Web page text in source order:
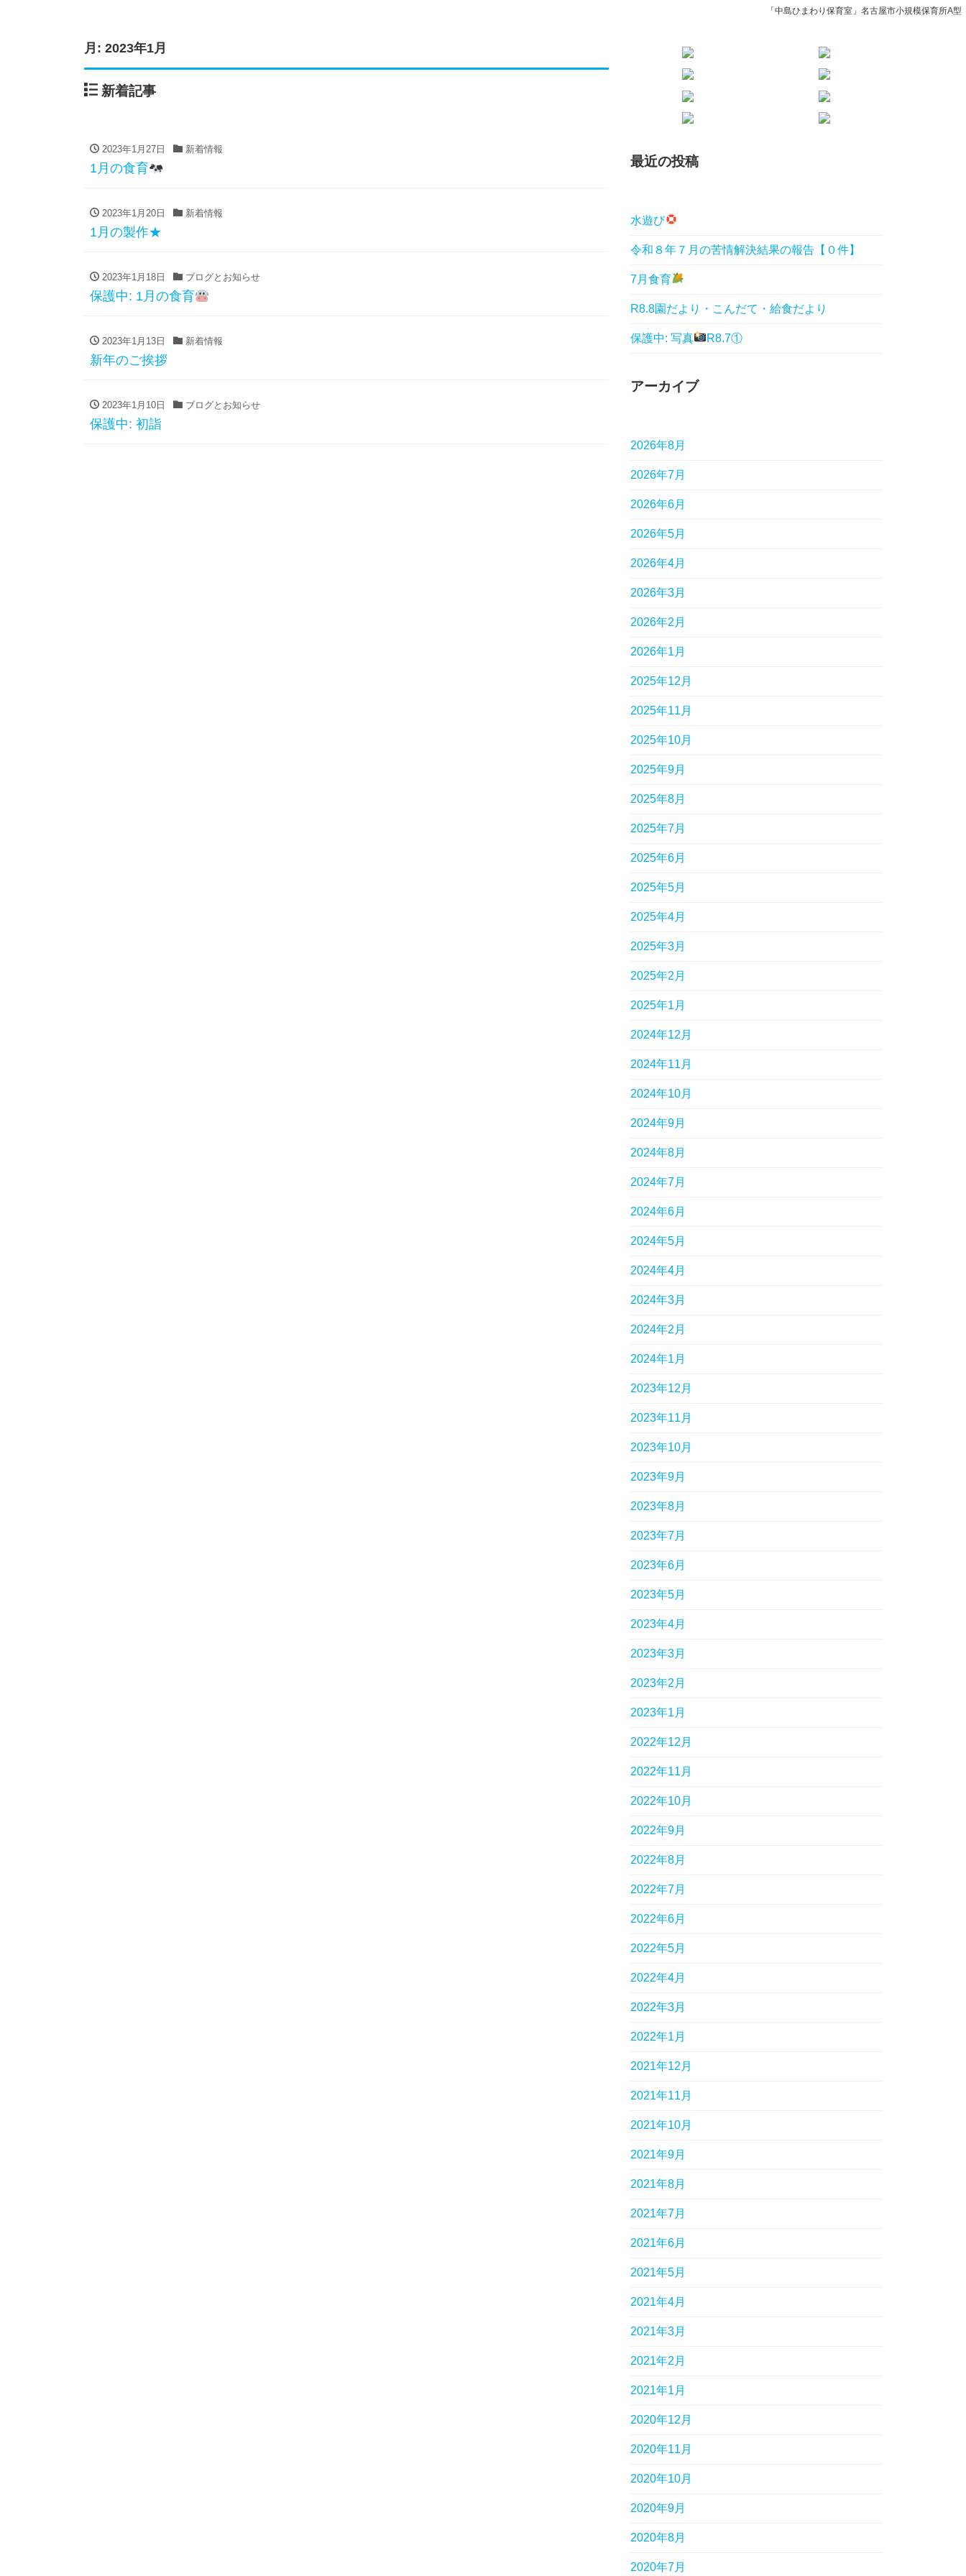
「中島ひまわり保育室」名古屋市小規模保育所A型
月: 2023年1月
新着記事
2023年1月27日 新着情報
1月の食育
2023年1月20日 新着情報
1月の製作★
2023年1月18日 ブログとお知らせ
保護中: 1月の食育
2023年1月13日 新着情報
新年のご挨拶
2023年1月10日 ブログとお知らせ
保護中: 初詣
最近の投稿
水遊び
令和８年７月の苦情解決結果の報告【０件】
7月食育
R8.8園だより・こんだて・給食だより
保護中: 写真 R8.7①
アーカイブ
2026年8月
2026年7月
2026年6月
2026年5月
2026年4月
2026年3月
2026年2月
2026年1月
2025年12月
2025年11月
2025年10月
2025年9月
2025年8月
2025年7月
2025年6月
2025年5月
2025年4月
2025年3月
2025年2月
2025年1月
2024年12月
2024年11月
2024年10月
2024年9月
2024年8月
2024年7月
2024年6月
2024年5月
2024年4月
2024年3月
2024年2月
2024年1月
2023年12月
2023年11月
2023年10月
2023年9月
2023年8月
2023年7月
2023年6月
2023年5月
2023年4月
2023年3月
2023年2月
2023年1月
2022年12月
2022年11月
2022年10月
2022年9月
2022年8月
2022年7月
2022年6月
2022年5月
2022年4月
2022年3月
2022年1月
2021年12月
2021年11月
2021年10月
2021年9月
2021年8月
2021年7月
2021年6月
2021年5月
2021年4月
2021年3月
2021年2月
2021年1月
2020年12月
2020年11月
2020年10月
2020年9月
2020年8月
2020年7月